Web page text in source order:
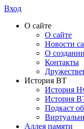
Вход
О сайте
О сайте
Новости
О
Контакты
История ВТ
История
История
Подкаст
Аллея памяти